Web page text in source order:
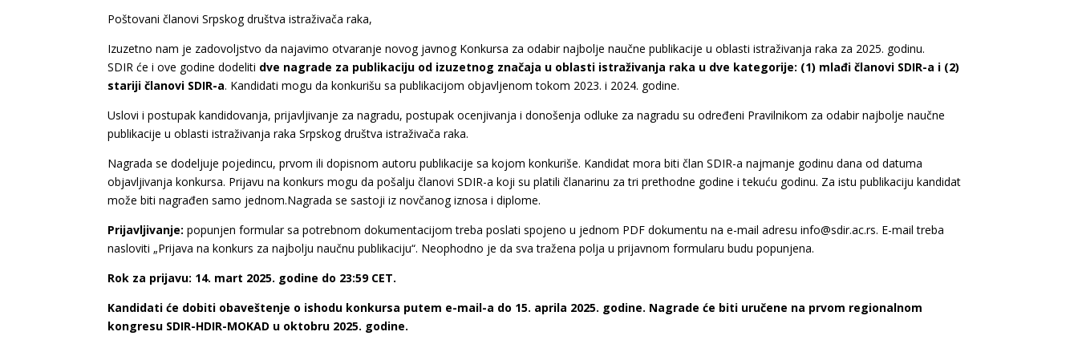
Poštovani članovi Srpskog društva istraživača raka,
Izuzetno nam je zadovoljstvo da najavimo otvaranje novog javnog Konkursa za odabir najbolje naučne publikacije u oblasti istraživanja raka za 2025. godinu.
SDIR će i ove godine dodeliti dve nagrade za publikaciju od izuzetnog značaja u oblasti istraživanja raka u dve kategorije: (1) mlađi članovi SDIR-a i (2)
stariji članovi SDIR-a. Kandidati mogu da konkurišu sa publikacijom objavljenom tokom 2023. i 2024. godine.
Uslovi i postupak kandidovanja, prijavljivanje za nagradu, postupak ocenjivanja i donošenja odluke za nagradu su određeni Pravilnikom za odabir najbolje naučne
publikacije u oblasti istraživanja raka Srpskog društva istraživača raka.
Nagrada se dodeljuje pojedincu, prvom ili dopisnom autoru publikacije sa kojom konkuriše. Kandidat mora biti član SDIR-a najmanje godinu dana od datuma
objavljivanja konkursa. Prijavu na konkurs mogu da pošalju članovi SDIR-a koji su platili članarinu za tri prethodne godine i tekuću godinu. Za istu publikaciju kandidat
može biti nagrađen samo jednom.Nagrada se sastoji iz novčanog iznosa i diplome.
Prijavljivanje: popunjen formular sa potrebnom dokumentacijom treba poslati spojeno u jednom PDF dokumentu na e-mail adresu info@sdir.ac.rs. E-mail treba
nasloviti „Prijava na konkurs za najbolju naučnu publikaciju“. Neophodno je da sva tražena polja u prijavnom formularu budu popunjena.
Rok za prijavu: 14. mart 2025. godine do 23:59 CET.
Kandidati će dobiti obaveštenje o ishodu konkursa putem e-mail-a do 15. aprila 2025. godine. Nagrade će biti uručene na prvom regionalnom
kongresu SDIR-HDIR-MOKAD u oktobru 2025. godine.